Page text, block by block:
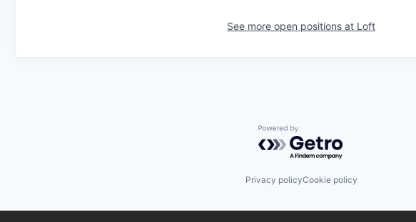
See more open positions at Loft
Powered by Getro.com
Privacy policyCookie policy